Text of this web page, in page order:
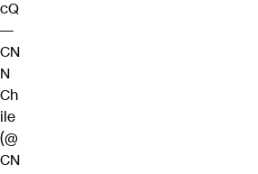
cQ
—
CN
N
Ch
ile
(@
CN